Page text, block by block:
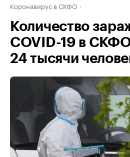
Коронавирус в СКФО
Количество
COVID-19 в
24 тысячи